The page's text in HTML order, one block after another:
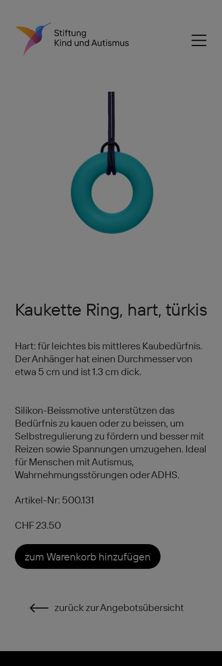
Kaukette Ring, hart, türkis
Hart: für leichtes bis mittleres Kaubedürfnis.
Der Anhänger hat einen Durchmesser von
etwa 5 cm und ist 1.3 cm dick.
Silikon-Beissmotive unterstützen das
Bedürfnis zu kauen oder zu beissen, um
Selbstregulierung zu fördern und besser mit
Reizen sowie Spannungen umzugehen. Ideal
für Menschen mit Autismus,
Wahrnehmungsstörungen oder ADHS.
Artikel-Nr: 500.131
CHF 23.50
zum Warenkorb hinzufügen
zurück zur Angebotsübersicht